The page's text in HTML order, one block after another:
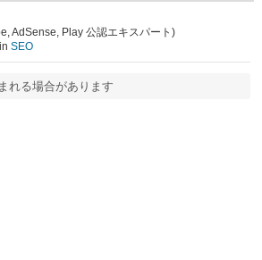
AdSense, Play 公認エキスパート)
SEO
れる場合があります